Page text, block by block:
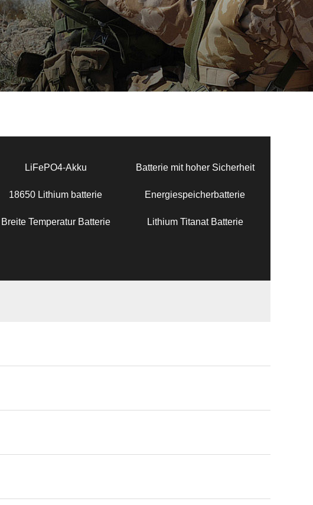
LiFePO4-Akku Batterie mit hoher Sicherheit
18650 Lithium batterie Energiespeicherbatterie
Breite Temperatur Batterie Lithium Titanat Batterie